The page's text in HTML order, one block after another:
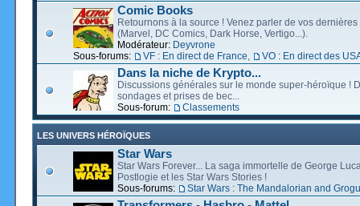
Comic Books
Retournons à la source ! Venez parler de vos dernières
(Marvel, DC Comics, Dark Horse, Vertigo...).
Modérateur: Deyvrone
Sous-forums:
VF : En direct de France VO : En direct des
Dans la niche de Krypto...
Discussions générales sur le monde super-héroïque !
sondages et prises de bec...
Sous-forum:
Classements
LES UNIVERS HÉROÏQUES
Star Wars
Star Wars Forever... La saga immortelle de George
Postlogie et les Star Wars Stories !
Sous-forums:
Star Wars : The Mandalorian and Grogu